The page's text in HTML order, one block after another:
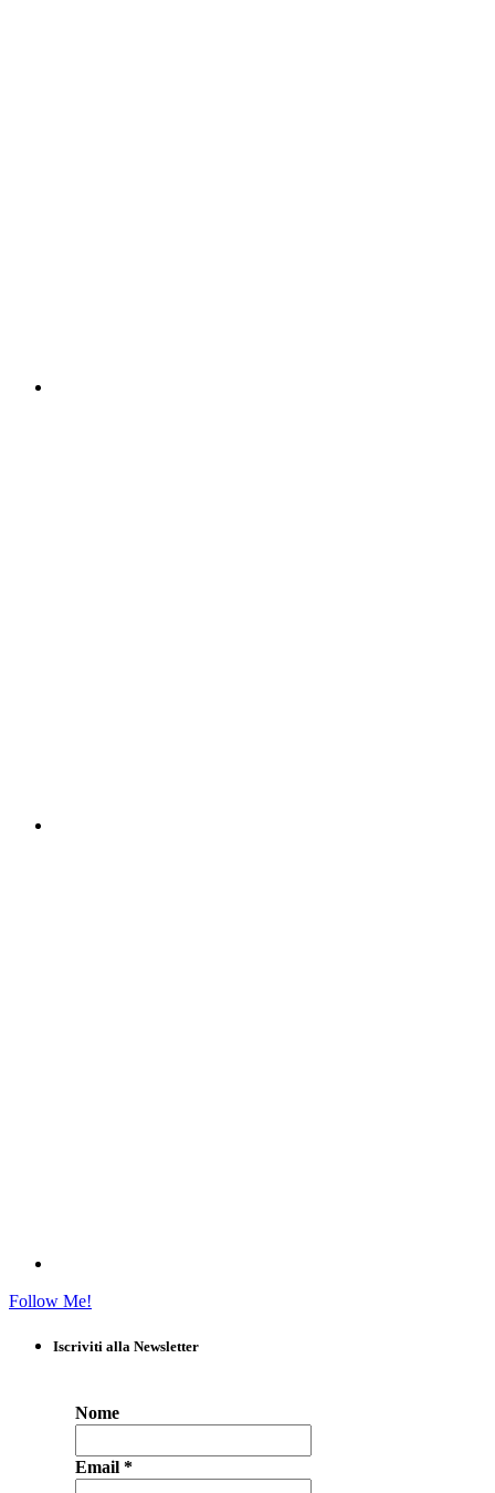
Follow Me!
Iscriviti alla Newsletter
Nome
Email *